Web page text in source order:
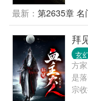
他
本
张
不
是
遍
路
和
友
最新： 第2635章 名
拜
玄
方
是
宗